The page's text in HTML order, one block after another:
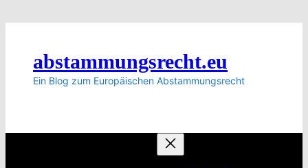
abstammungsrecht.eu
Ein Blog zum Europäischen Abstammungsrecht